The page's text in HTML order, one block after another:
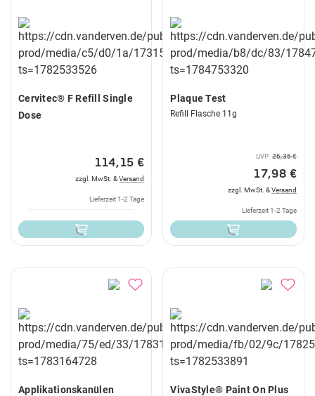
Cervitec® F Refill Single
Dose
114,15 €
zzgl. MwSt. &Versand
Lieferzeit 1-2 Tage
Plaque Test
Refill Flasche 11g
UVP 25,35 €
17,98 €
zzgl. MwSt. &Versand
Lieferzeit 1-2 Tage
Applikationskanülen
VivaStyle® Paint On Plus